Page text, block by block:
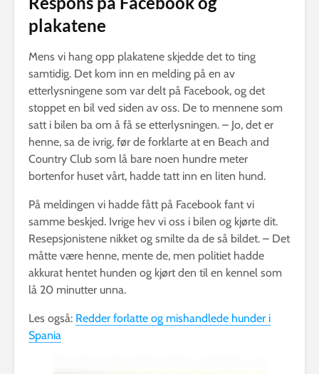
plakatene
Mens vi hang opp plakatene skjedde det to ting
samtidig. Det kom inn en melding på en av
etterlysningene som var delt på Facebook, og det
stoppet en bil ved siden av oss. De to mennene som
satt i bilen ba om å få se etterlysningen. – Jo, det er
henne, sa de ivrig, før de forklarte at en Beach and
Country Club som lå bare noen hundre meter
bortenfor huset vårt, hadde tatt inn en liten hund.
På meldingen vi hadde fått på Facebook fant vi
samme beskjed. Ivrige hev vi oss i bilen og kjørte dit.
Resepsjonistene nikket og smilte da de så bildet. – Det
måtte være henne, mente de, men politiet hadde
akkurat hentet hunden og kjørt den til en kennel som
lå 20 minutter unna.
Les også: Redder forlatte og mishandlede hunder i
Spania